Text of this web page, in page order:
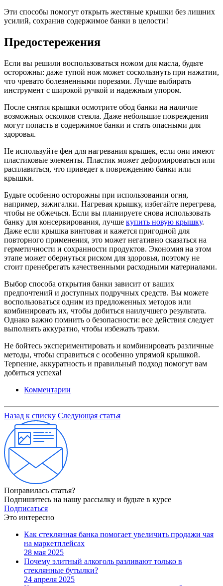
Эти способы помогут открыть жестяные крышки без лишних
усилий, сохранив содержимое банки в целости!
Предостережения
Если вы решили воспользоваться ножом для масла, будьте
осторожны: даже тупой нож может соскользнуть при нажатии,
что чревато болезненными порезами. Лучше выбирать
инструмент с широкой ручкой и надежным упором.
После снятия крышки осмотрите обод банки на наличие
возможных осколков стекла. Даже небольшие повреждения
могут попасть в содержимое банки и стать опасными для
здоровья.
Не используйте фен для нагревания крышек, если они имеют
пластиковые элементы. Пластик может деформироваться или
расплавиться, что приведет к повреждению банки или
крышки.
Будьте особенно осторожны при использовании огня,
например, зажигалки. Нагревая крышку, избегайте перегрева,
чтобы не обжечься. Если вы планируете снова использовать
банку для консервирования, лучше купить новую крышку.
Даже если крышка винтовая и кажется пригодной для
повторного применения, это может негативно сказаться на
герметичности и сохранности продуктов. Экономия на этом
этапе может обернуться риском для здоровья, поэтому не
стоит пренебрегать качественными расходными материалами.
Выбор способа открытия банки зависит от ваших
предпочтений и доступных подручных средств. Вы можете
воспользоваться одним из предложенных методов или
комбинировать их, чтобы добиться наилучшего результата.
Однако важно помнить о безопасности: все действия следует
выполнять аккуратно, чтобы избежать травм.
Не бойтесь экспериментировать и комбинировать различные
методы, чтобы справиться с особенно упрямой крышкой.
Терпение, аккуратность и правильный подход помогут вам
добиться успеха!
Комментарии
Назад к списку Следующая статья
Понравилась статья?
Подпишитесь на нашу рассылку и будьте в курсе
Подписаться
Это интересно
Как стеклянная банка помогает увеличить продажи чая
на маркетплейсах
28 мая 2025
Почему элитный алкоголь разливают только в
стеклянные бутылки?
24 апреля 2025